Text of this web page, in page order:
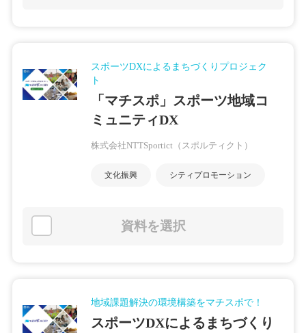
スポーツDXによるまちづくりプロジェク
ト
「マチスポ」スポーツ地域コ
ミュニティDX
株式会社NTTSportict（スポルティクト）
文化振興 シティプロモーション
資料を選択
地域課題解決の環境構築をマチスポで！
スポーツDXによるまちづくり